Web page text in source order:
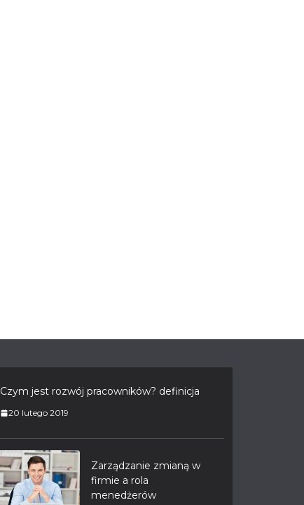
Czym jest rozwój pracowników? definicja
20 lutego 2019
Zarządzanie zmianą w
firmie a rola
menedżerów